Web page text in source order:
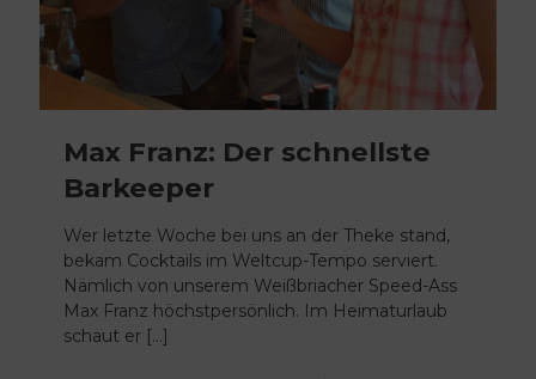
Max Franz: Der schnellste
Barkeeper
Wer letzte Woche bei uns an der Theke stand,
bekam Cocktails im Weltcup-Tempo serviert.
Nämlich von unserem Weißbriacher Speed-Ass
Max Franz höchstpersönlich. Im Heimaturlaub
schaut er […]